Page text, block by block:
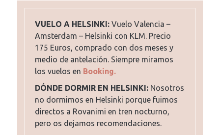
VUELO A HELSINKI: Vuelo Valencia –
Amsterdam – Helsinki con KLM. Precio
175 Euros, comprado con dos meses y
medio de antelación. Siempre miramos
los vuelos en Booking.
DÓNDE DORMIR EN HELSINKI: Nosotros
no dormimos en Helsinki porque fuimos
directos a Rovanimi en tren nocturno,
pero os dejamos recomendaciones.